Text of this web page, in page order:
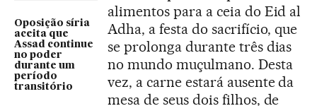
Oposição síria
aceita que
Assad continue
no poder
durante um
período
transitório
alimentos para a ceia do Eid al
Adha, a festa do sacrifício, que
se prolonga durante três dias
no mundo muçulmano. Desta
vez, a carne estará ausente da
mesa de seus dois filhos, de